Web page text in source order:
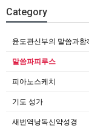
Category
윤도관신부의 말씀과함
말씀파피루스
피아노스케치
기도 성가
새번역낭독신약성경